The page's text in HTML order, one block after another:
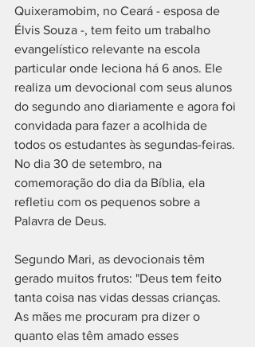
Quixeramobim, no Ceará - esposa de
Élvis Souza -, tem feito um trabalho
evangelístico relevante na escola
particular onde leciona há 6 anos. Ele
realiza um devocional com seus alunos
do segundo ano diariamente e agora foi
convidada para fazer a acolhida de
todos os estudantes às segundas-feiras.
No dia 30 de setembro, na
comemoração do dia da Bíblia, ela
refletiu com os pequenos sobre a
Palavra de Deus.
Segundo Mari, as devocionais têm
gerado muitos frutos: "Deus tem feito
tanta coisa nas vidas dessas crianças.
As mães me procuram pra dizer o
quanto elas têm amado esses